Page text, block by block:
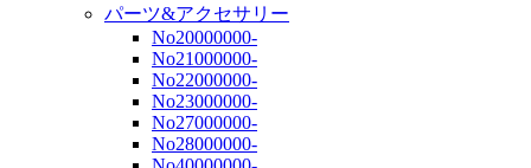
パーツ&アクセサリー
No20000000-
No21000000-
No22000000-
No23000000-
No27000000-
No28000000-